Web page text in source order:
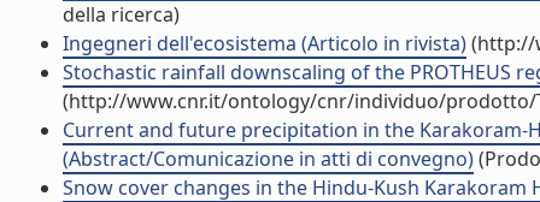
della ricerca)
Ingegneri dell'ecosistema (Articolo in rivista)(http://
Stochastic rainfall downscaling of the PROTHEUS
(http://www.cnr.it/ontology/cnr/individuo/prodotto/
Current and future precipitation in the
(Abstract/Comunicazione in atti di convegno)
Snow cover changes in the Hindu-Kush